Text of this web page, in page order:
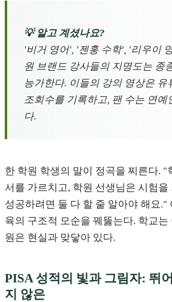
💡 알고 계셨나요?
'비거 영어', '젠훙 수학', '리우이
원 브랜드 강사들의 지명도는 종
능가한다. 이들의 강의 영상은 유
조회수를 기록하고, 팬 수는 연예
다.
한 학원 학생의 말이 정곡을 찌른다. "
서를 가르치고, 학원 선생님은 시험을
성공하려면 둘 다 할 줄 알아야 해요."
육의 구조적 모순을 꿰뚫는다. 학교
원은 현실과 맞닿아 있다.
PISA 성적의 빛과 그림자: 뛰
지 않은